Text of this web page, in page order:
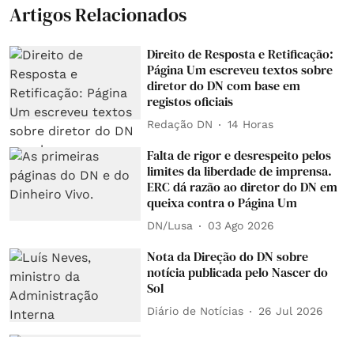
Artigos Relacionados
Direito de Resposta e Retificação:
Página Um escreveu textos sobre
diretor do DN com base em
registos oficiais
Redação DN 14 Horas
Falta de rigor e desrespeito pelos
limites da liberdade de imprensa.
ERC dá razão ao diretor do DN em
queixa contra o Página Um
DN/Lusa 03 Ago 2026
Nota da Direção do DN sobre
notícia publicada pelo Nascer do
Sol
Diário de Notícias 26 Jul 2026